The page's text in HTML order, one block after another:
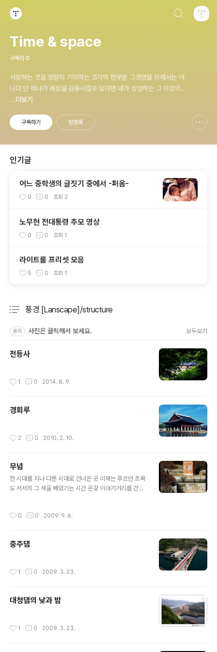
Time & space
구독자 0
사랑하는 것을 영원히 기억하는 조각의 한부분 그것만을 위해서는 아
니다 단 하나가 세상을 감동시킬수 있다면 내가 상상하는 그 이상의
것을 되어~
...더보기
구독하기 방명록
인기글
어느 중학생의 글짓기 중에서 -퍼옴-
0 0 조회 2
노무현 전대통령 추모 영상
0 0 조회 1
라이트룸 프리셋 모음
5 0 조회 1
풍경 [Lanscape]/structure
공지 사진은 클릭해서 보세요. 모두보기
전등사
1 0 2014. 8. 9.
경회루
2 0 2010. 2. 10.
무념
한 시대를 지나 다른 시대로 건너온 곳 이제는 푸르던 초목
도 서서히 그 색을 빼았기는 시간 온갖 이야기거리를 간직
잠재우며 숲 뒤편으로 사라져 간다. 오늘 내가 잠시 시간을
0 0 2009. 9. 6.
충주댐
1 0 2009. 3. 23.
대청댐의 낮과 밤
1 0 2009. 3. 23.